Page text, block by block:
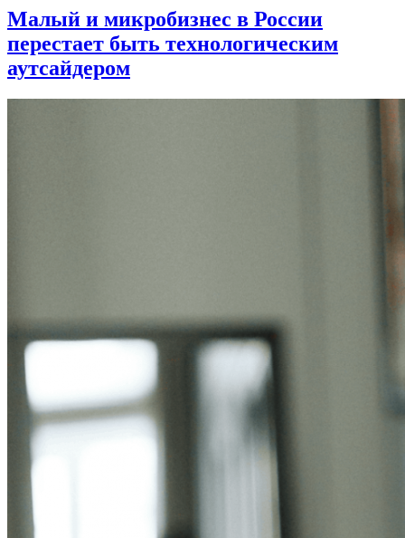
Малый и микробизнес в России
перестает быть технологическим
аутсайдером